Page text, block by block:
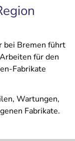
bei Bremen führt
für den
Fabrikate
Wartungen,
Fabrikate.